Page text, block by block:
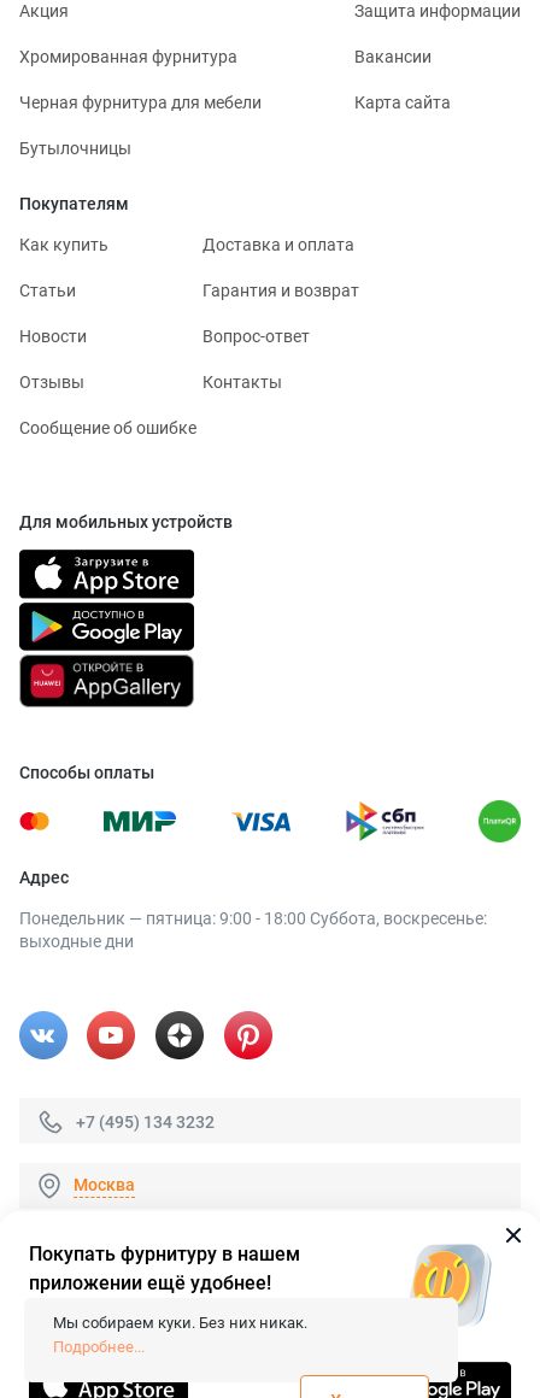
Акция
Хромированная фурнитура
Черная фурнитура для мебели
Бутылочницы
Защита информации
Вакансии
Карта сайта
Покупателям
Как купить Доставка и оплата
Статьи Гарантия и возврат
Новости Вопрос-ответ
Отзывы Контакты
Сообщение об ошибке
Для мобильных устройств
Способы оплаты
Адрес
Понедельник — пятница: 9:00 - 18:00 Суббота, воскресенье:
выходные дни
+7 (495) 134 3232
Москва
© 2026 «FieraShop.ru»
Сопровождение сайта
- Вебформат.
Все права защищены.
Не является публичной офертой
Покупать фурнитуру в нашем
приложении ещё удобнее!
Мы собираем куки. Без них никак.
Подробнее...